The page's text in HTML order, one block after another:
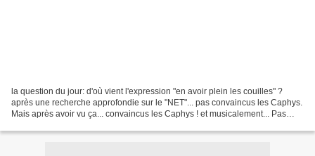
la question du jour: d'où vient l'expression "en avoir plein les couilles" ?
après une recherche approfondie sur le "NET"... pas convaincus les Caphys.
Mais après avoir vu ça... convaincus les Caphys ! et musicalement... Pas